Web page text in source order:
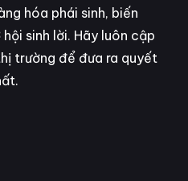
hóa phái sinh, biến
sinh lời. Hãy luôn cập
trường để đưa ra quyết